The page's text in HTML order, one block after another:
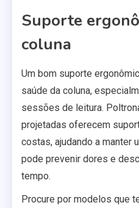
Suporte
coluna
Um bom suporte
saúde da coluna,
sessões de leitura.
projetadas oferecem
costas, ajudando a manter
pode prevenir dores e
tempo.
Procure por modelos que